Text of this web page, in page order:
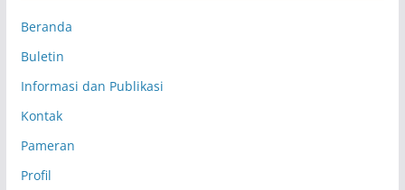
Beranda
Buletin
Informasi dan Publikasi
Kontak
Pameran
Profil